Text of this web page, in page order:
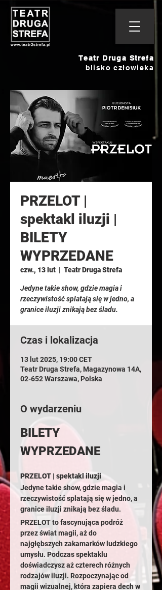
Teatr Druga Strefa
blisko człowieka
PRZELOT |
spektakl iluzji |
BILETY
WYPRZEDANE
czw., 13 lut
  |
Teatr Druga Strefa
Jedyne takie show, gdzie magia i
rzeczywistość splatają się w jedno, a
granice iluzji znikają bez śladu.
Czas i lokalizacja
13 lut 2025, 19:00 CET
Teatr Druga Strefa, Magazynowa 14A,
02-652 Warszawa, Polska
O wydarzeniu
BILETY
WYPRZEDANE
PRZELOT | spektakl iluzji
Jedyne takie show, gdzie magia i
rzeczywistość splatają się w jedno, a
granice iluzji znikają bez śladu.
PRZELOT to fascynująca podróż
przez świat magii, aż do
najgłębszych zakamarków ludzkiego
umysłu. Podczas spektaklu
doświadczysz aż czterech różnych
rodzajów iluzji. Rozpoczynając od
magii wizualnej, która zapiera dech w